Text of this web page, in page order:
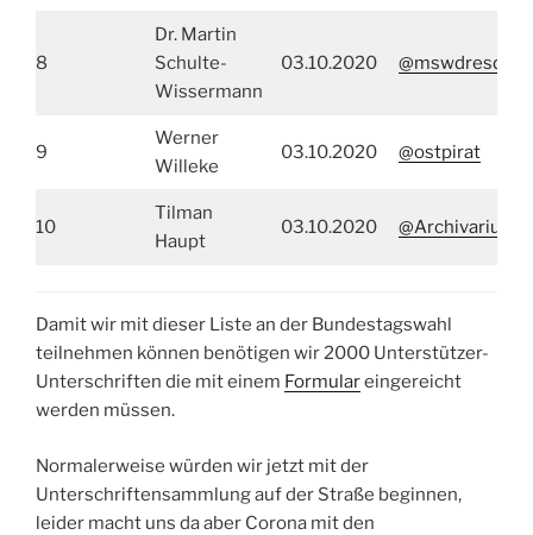
8
Dr. Martin
Schulte-
Wissermann
03.10.2020 @mswdresden
9
Werner
Willeke
03.10.2020 @ostpirat
10
Tilman
Haupt
03.10.2020 @ArchivariusL
Damit wir mit dieser Liste an der Bundestagswahl
teilnehmen können benötigen wir 2000 Unterstützer-
Unterschriften die mit einem Formulareingereicht
werden müssen.
Normalerweise würden wir jetzt mit der
Unterschriftensammlung auf der Straße beginnen,
leider macht uns da aber Corona mit den